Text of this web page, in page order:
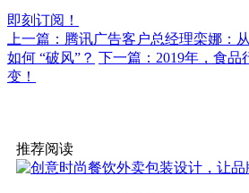
即刻订阅！
上一篇：腾讯广告客户总经理栾娜：
如何 “破风”？ 下一篇：2019年，食
变！
推荐阅读